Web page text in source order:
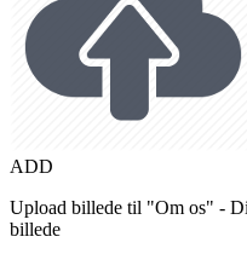
ADD
Upload billede til "Om os" -
billede